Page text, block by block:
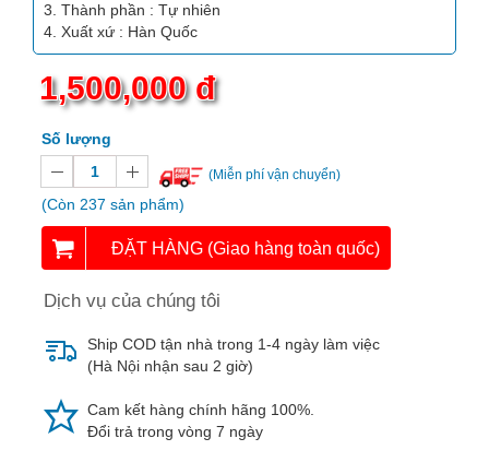
Thuốc
giảm
cân
tăng
cân
Não,
Tim
Gan,
Tiêu
hóa
Thành phần : Tự nhiên
Xuất xứ : Hàn Quốc
1,500,000 đ
Số lượng
(Miễn phí vận chuyển)
(Còn 237 sản phẩm)
ĐẶT HÀNG (Giao hàng toàn quốc)
Dịch vụ của chúng tôi
Ship COD tận nhà trong 1-4 ngày làm việc
(Hà Nội nhận sau 2 giờ)
Cam kết hàng chính hãng 100%.
Đổi trả trong vòng 7 ngày